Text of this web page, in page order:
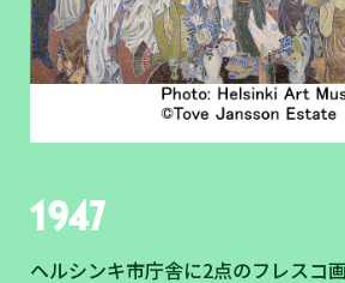
1947
ヘルシンキ市庁舎に2点のフレスコ